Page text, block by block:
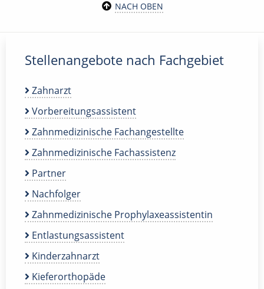
NACH OBEN
Stellenangebote nach Fachgebiet
Zahnarzt
Vorbereitungsassistent
Zahnmedizinische Fachangestellte
Zahnmedizinische Fachassistenz
Partner
Nachfolger
Zahnmedizinische Prophylaxeassistentin
Entlastungsassistent
Kinderzahnarzt
Kieferorthopäde